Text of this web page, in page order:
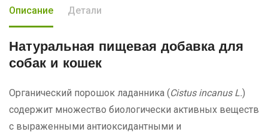
Описание Детали
Натуральная пищевая добавкадля
собак и кошек
Органический порошок ладанника (Cistus incanus L.)
содержит множество биологически активных веществ
с выраженными антиоксидантными и